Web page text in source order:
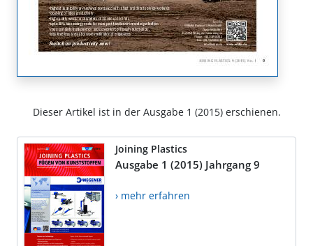
Dieser Artikel ist in der Ausgabe 1 (2015) erschienen.
Joining Plastics
Ausgabe 1 (2015) Jahrgang 9
› mehr erfahren